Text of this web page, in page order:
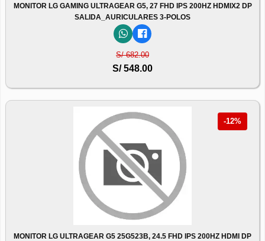
MONITOR LG GAMING ULTRAGEAR G5, 27 FHD IPS 200HZ HDMIX2 DP
SALIDA_AURICULARES 3-POLOS
S/ 682.00
S/ 548.00
-12%
MONITOR LG ULTRAGEAR G5 25G523B, 24.5 FHD IPS 200HZ HDMI DP